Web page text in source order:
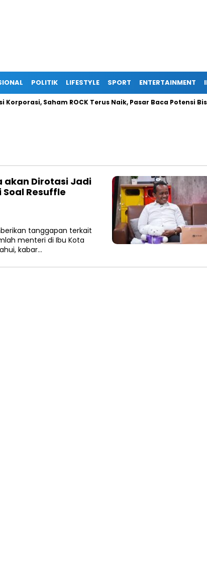
POLITIK LIFESTYLE SPORT ENTERTAINMENT
Saham ROCK Terus Naik, Pasar Baca Potensi
akan Dirotasi Jadi
Soal Resuffle
tanggapan terkait
menteri di Ibu Kota
kabar…